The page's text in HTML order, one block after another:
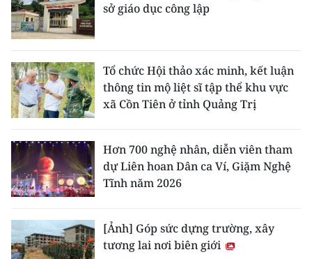
sở giáo dục công lập
Tổ chức Hội thảo xác minh, kết luận
thông tin mộ liệt sĩ tập thể khu vực
xã Cồn Tiên ở tỉnh Quảng Trị
Hơn 700 nghệ nhân, diễn viên tham
dự Liên hoan Dân ca Ví, Giặm Nghệ
Tĩnh năm 2026
[Ảnh] Góp sức dựng trường, xây
tương lai nơi biên giới